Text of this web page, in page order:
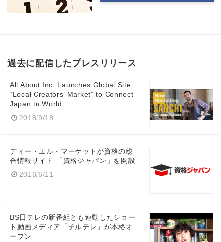
過去に配信したプレスリリース
All About Inc. Launches Global Site
“Local Creators’ Market” to Connect
Japan to World ...
2018/9/18
ディー・エル・マーケットが資格の総
合情報サイト 「資格ジャパン」を開設
2018/6/11
BS日テレの新番組とも連動したショー
ト動画メディア「チルテレ」が本格オ
ープン
Japanese